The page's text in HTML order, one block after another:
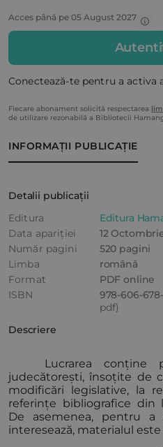
INFORMAȚII PUBLICAȚIE
Detalii publicații
Editura
Editura
Data apariției
12
Număr pagini
520 pagini
Limba
română
Format
PDF online
ISBN
978-606-
pdf)
Descriere
Lucrarea conține
judecătorești, însoțite de
modificări legislative, la
referințe bibliografice din
De asemenea, pentru
interesează, materialul
Acces până pe 05 August 2027
Conectează-te pentru a activa
Fiecare abonament solicită respectarea
de utilizare rezonabilă a Bibliotecii